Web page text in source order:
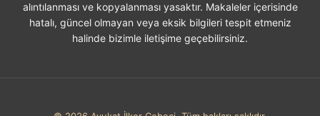
alıntılanması ve kopyalanması yasaktır. Makaleler içerisinde
hatalı, güncel olmayan veya eksik bilgileri tespit etmeniz
halinde bizimle iletişime geçebilirsiniz.